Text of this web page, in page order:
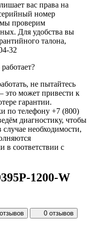
вас права на
номер
мы проверим
Для удобства вы
талона,
32
не пытайтесь
это может привести к
гарантии.
по телефону +7 (800)
диагностику, чтобы
необходимости,
в соответствии с
1200-W
0 отзывов